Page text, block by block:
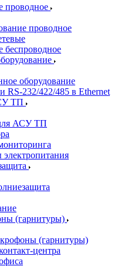
проводное
проводное
беспроводное
оборудование
RS-232/422/485 в Ethernet
ТП
АСУ ТП
электропитания
(гарнитуры)
(гарнитуры)
центра